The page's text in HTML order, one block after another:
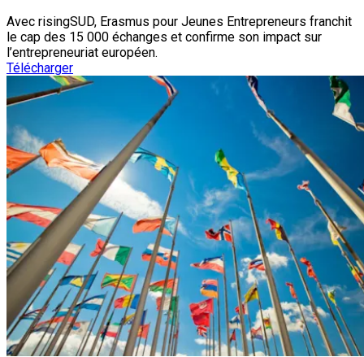
Avec risingSUD, Erasmus pour Jeunes Entrepreneurs franchit
le cap des 15 000 échanges et confirme son impact sur
l’entrepreneuriat européen.
Télécharger